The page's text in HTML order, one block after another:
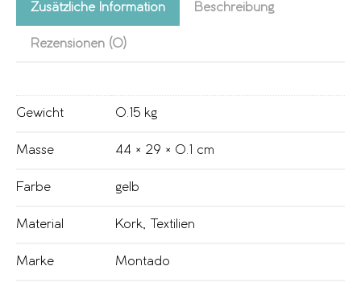
Zusätzliche Information Beschreibung
Rezensionen (0)
Gewicht 0.15 kg
Masse 44 × 29 × 0.1 cm
Farbe gelb
Material Kork Textilien
Marke Montado